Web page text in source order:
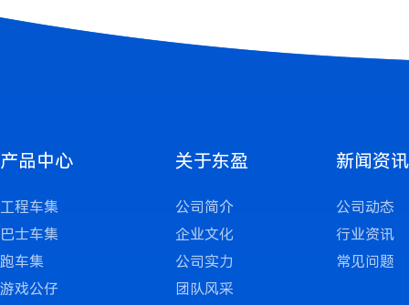
产品中心
工程车集
巴士车集
跑车集
游戏公仔
关于东盈
公司简介
企业文化
公司实力
团队风采
新闻资讯
公司动态
行业资讯
常见问题